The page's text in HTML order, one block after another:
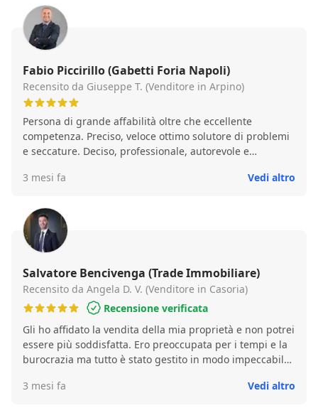
Fabio Piccirillo (Gabetti Foria Napoli)
Recensito da Giuseppe T. (Venditore in Arpino)
Persona di grande affabilità oltre che eccellente
competenza. Preciso, veloce ottimo solutore di problemi
e seccature. Deciso, professionale, autorevole e
Fabio. Posso solo congratularmi ed esprimere tutto il mio
esperienza vissuta con lui.
3 mesi fa Vedi altro
Salvatore Bencivenga (Trade Immobiliare)
Recensito da Angela D. V. (Venditore in Casoria)
Recensione verificata
Gli ho affidato la vendita della mia proprietà e non potrei
essere più soddisfatta. Ero preoccupata per i tempi e la
burocrazia ma tutto è stato gestito in modo impeccabile.
rogito notarile. C'è stata comunicazione costante,
3 mesi fa Vedi altro